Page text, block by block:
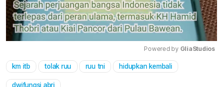
Powered by GliaStudios
km itb tolak ruu ruu tni hidupkan kembali
dwifungsi abri